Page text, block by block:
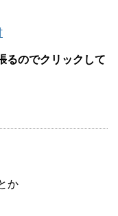
るのでクリックして
か